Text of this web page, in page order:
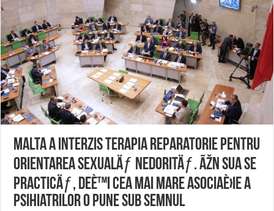
Malta a interzis terapia reparatorie pentru
orientarea sexualÄƒ nedoritÄƒ. ÃŽn SUA se
practicÄƒ, deÈ™i cea mai mare asociaÈ›ie a
psihiatrilor o pune sub semnul